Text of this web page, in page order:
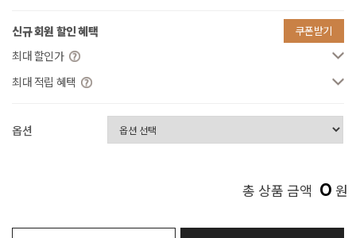
신규 회원 할인 혜택 쿠폰받기
최대 할인가
최대 적립 혜택
옵션
총 상품 금액 0 원